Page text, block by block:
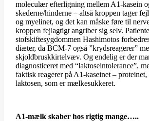
moleculær efterligning mellem A1-kasein
skederne/hinderne – altså kroppen tager
og myelinet, og det kan måske føre til
kroppen fejlagtigt angriber sig selv.
stofskiftesygdommen Hashimotos
diæter, da BCM-7 også ”krydsreagerer”
skjoldbruskkirtelvæv. Og endelig er der
diagnosticeret med “laktoseintolerance”,
faktisk reagerer på A1-kaseinet –
laktosen, som er mælkesukkeret.
A1-mælk skaber hos rigtig mange…..